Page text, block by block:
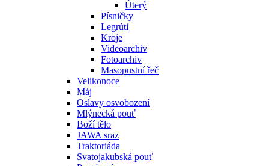
Úterý
Písničky
Legrúti
Kroje
Videoarchiv
Fotoarchiv
Masopustní řeč
Velikonoce
Máj
Oslavy osvobození
Mlýnecká pouť
Boží tělo
JAWA sraz
Traktoriáda
Svatojakubská pouť